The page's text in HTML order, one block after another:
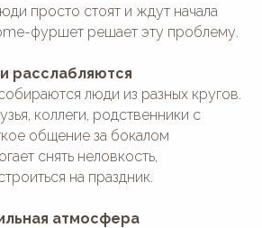
просто стоят и ждут начала
фуршет решает эту проблему.
расслабляются
люди из разных кругов.
коллеги, родственники с
общение за бокалом
снять неловкость,
на праздник.
атмосфера